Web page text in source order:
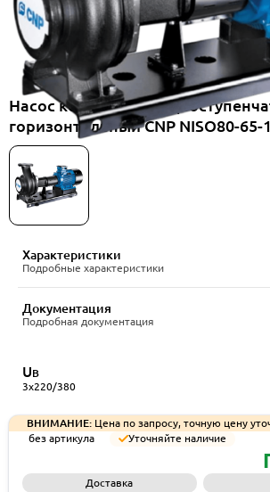
Насос консольный
горизонтальный CNP NISO80-65-
Характеристики
Подробные характеристики
Документация
Подробная документация
UВ
3x220/380
ВНИМАНИЕ: Цена по запросу, точную цену
без артикула
Уточняйте наличие
Доставка